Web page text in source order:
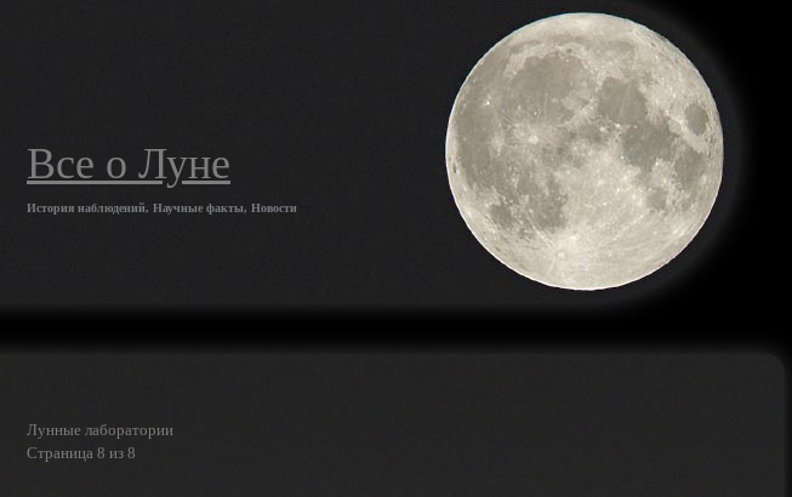
Все о Луне
История наблюдений, Научные факты, Новости
Лунные лаборатории
Страница 8 из 8